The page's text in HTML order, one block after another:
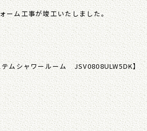
ーム工事が竣工いたしました。
ムシャワールーム JSV0808ULW5DK】